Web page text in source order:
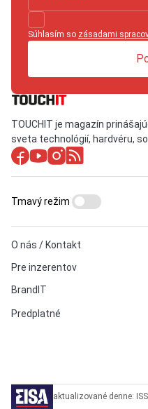
Súhlasím so zásadami
TOUCHIT je magazín
sveta technológií, hardvéru,
O nás / Kontakt
Pre inzerentov
BrandIT
Predplatné
Tmavý režim
aktualizované denne: